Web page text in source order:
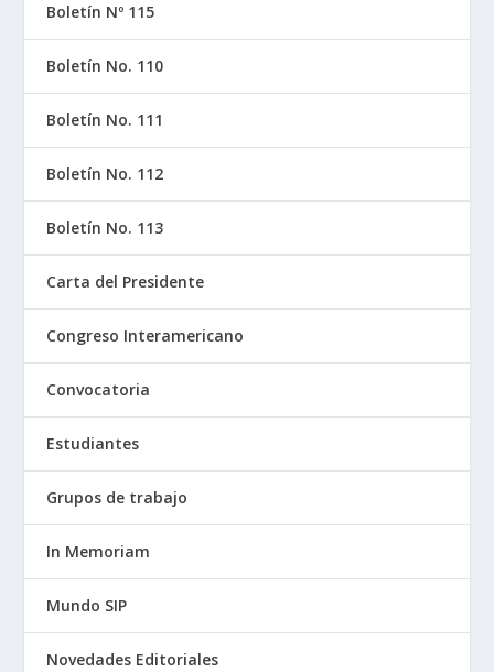
Boletín Nº 115
Boletín No. 110
Boletín No. 111
Boletín No. 112
Boletín No. 113
Carta del Presidente
Congreso Interamericano
Convocatoria
Estudiantes
Grupos de trabajo
In Memoriam
Mundo SIP
Novedades Editoriales